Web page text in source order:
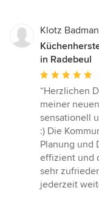
Klotz
in Radebeul
Bewertung:
5
von
5
Sternen
“Herzlichen
meiner
sensationell
:) Die
Planung und
effizient und
sehr
jederzeit